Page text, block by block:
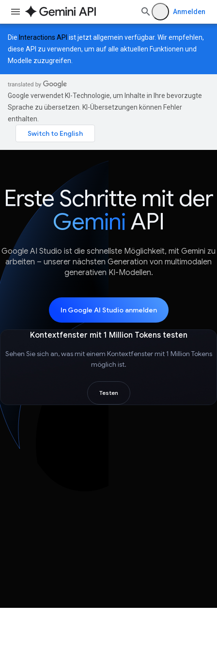
Anmelden
Die Interactions API ist jetzt allgemein verfügbar. Wir empfehlen,
diese API zu verwenden, um auf alle aktuellen Funktionen und
Modelle zuzugreifen.
Google verwendet KI-Technologie, um Inhalte in Ihre bevorzugte
Sprache zu übersetzen. KI-Übersetzungen können Fehler
enthalten.
Erste Schritte mit der
Gemini API
Google AI Studio ist die schnellste Möglichkeit, mit Gemini zu
arbeiten – unserer nächsten Generation von multimodalen
generativen KI-Modellen.
In Google AI Studio anmelden
Kontextfenster mit 1 Million Tokens testen
Sehen Sie sich an, was mit einem Kontextfenster mit 1 Million Tokens
möglich ist.
Testen